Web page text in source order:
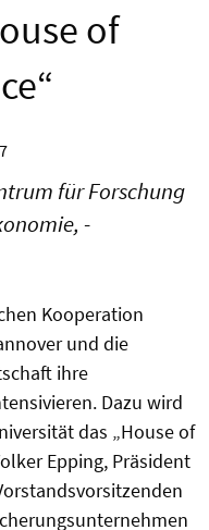
of
für Forschung
-
Kooperation
und die
ihre
Dazu wird
das „House of
Epping, Präsident